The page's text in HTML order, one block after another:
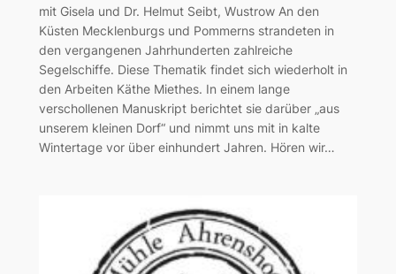
mit Gisela und Dr. Helmut Seibt, Wustrow An den
Küsten Mecklenburgs und Pommerns strandeten in
den vergangenen Jahrhunderten zahlreiche
Segelschiffe. Diese Thematik findet sich wiederholt in
den Arbeiten Käthe Miethes. In einem lange
verschollenen Manuskript berichtet sie darüber „aus
unserem kleinen Dorf“ und nimmt uns mit in kalte
Wintertage vor über einhundert Jahren. Hören wir…